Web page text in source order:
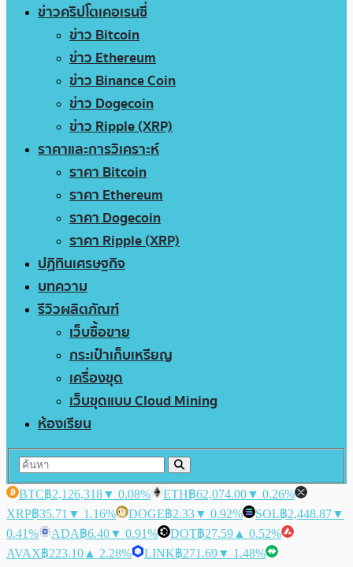
ข่าวคริปโตเคอเรนซี่
ข่าว Bitcoin
ข่าว Ethereum
ข่าว Binance Coin
ข่าว Dogecoin
ข่าว Ripple (XRP)
ราคาและการวิเคราะห์
ราคา Bitcoin
ราคา Ethereum
ราคา Dogecoin
ราคา Ripple (XRP)
ปฏิทินเศรษฐกิจ
บทความ
รีวิวผลิตภัณฑ์
เว็บซื้อขาย
กระเป๋าเก็บเหรียญ
เครื่องขุด
เว็บขุดแบบ Cloud Mining
ห้องเรียน
BTC฿2,126,318▼ 0.08% ETH฿62,074.00▼ 0.26%
XRP฿35.71 ▼ 1.16% DOGE฿2.33▼ 0.92% SOL฿2,448.87▼
0.41%
ADA฿6.40▼ 0.91% DOT฿27.59 ▲ 0.52%
AVAX฿223.10 ▲ 2.28% LINK฿271.69▼ 1.48%